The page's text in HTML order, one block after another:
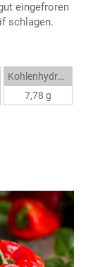
eingefroren
schlagen.
Kohlenhydrate
7,78 g